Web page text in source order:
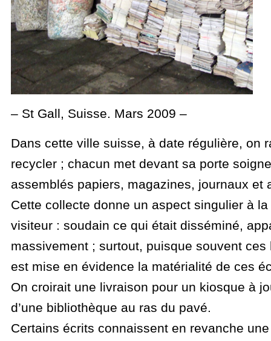
– St Gall, Suisse. Mars 2009 –
Dans cette ville suisse, à date régulière, on
recycler ; chacun met devant sa porte
assemblés papiers, magazines, journaux et
Cette collecte donne un aspect singulier à
visiteur : soudain ce qui était disséminé,
massivement ; surtout, puisque souvent
est mise en évidence la matérialité de ces
On croirait une livraison pour un kiosque à
d’une bibliothèque au ras du pavé.
Certains écrits connaissent en revanche